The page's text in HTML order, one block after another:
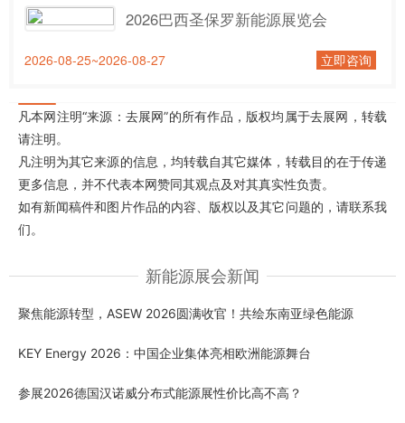
2026巴西圣保罗新能源展览会
2026-08-25~2026-08-27 立即咨询
凡本网注明“来源：去展网”的所有作品，版权均属于去展网，转载
请注明。
凡注明为其它来源的信息，均转载自其它媒体，转载目的在于传递
更多信息，并不代表本网赞同其观点及对其真实性负责。
如有新闻稿件和图片作品的内容、版权以及其它问题的，请联系我
们。
新能源展会新闻
聚焦能源转型，ASEW 2026圆满收官！共绘东南亚绿色能源
KEY Energy 2026：中国企业集体亮相欧洲能源舞台
参展2026德国汉诺威分布式能源展性价比高不高？